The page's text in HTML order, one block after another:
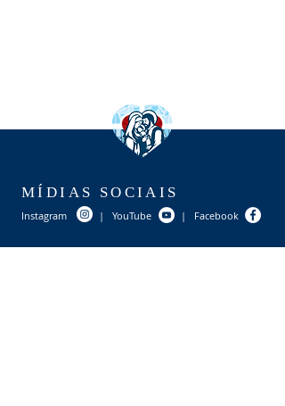
MÍDIAS SOCIAIS
Instagram | YouTube | Facebook